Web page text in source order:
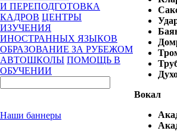
И ПЕРЕПОДГОТОВКА
КАДРОВ ЦЕНТРЫ
ИЗУЧЕНИЯ
ИНОСТРАННЫХ ЯЗЫКОВ
ОБРАЗОВАНИЕ ЗА РУБЕЖОМ
АВТОШКОЛЫ ПОМОЩЬ В
ОБУЧЕНИИ
Наши баннеры
Вокал